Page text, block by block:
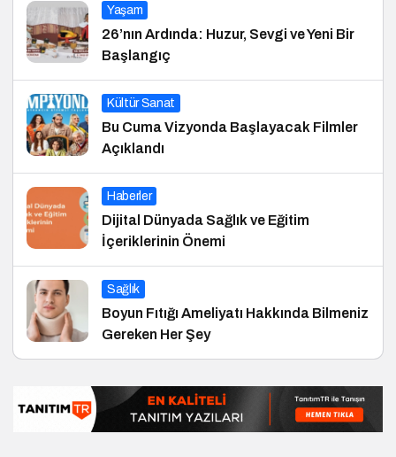
Yaşam
26’nın Ardında: Huzur, Sevgi ve Yeni Bir
Başlangıç
Kültür Sanat
Bu Cuma Vizyonda Başlayacak Filmler
Açıklandı
Haberler
Dijital Dünyada Sağlık ve Eğitim
İçeriklerinin Önemi
Sağlık
Boyun Fıtığı Ameliyatı Hakkında Bilmeniz
Gereken Her Şey